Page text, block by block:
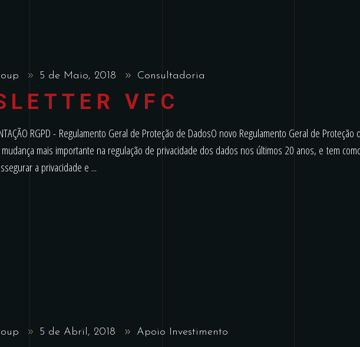
5 de Maio, 2018 Consultadoria
VFC
RGPD - Regulamento Geral de Proteção de DadosO novo Regulamento Geral de Proteção
mais importante na regulação de privacidade dos dados nos últimos 20 anos, e tem
a privacidade e
5 de Abril, 2018 Apoio Investimento